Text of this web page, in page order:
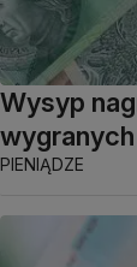
Wysyp
PIENIĄDZE